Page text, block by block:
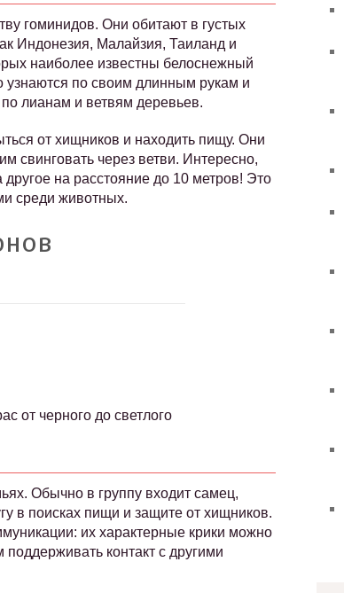
гоминидов. Они обитают в густых
Индонезия, Малайзия, Таиланд и
наиболее известны белоснежный
узнаются по своим длинным рукам и
лианам и ветвям деревьев.
от хищников и находить пищу. Они
свинговать через ветви. Интересно,
на расстояние до 10 метров! Это
среди животных.
от черного до светлого
Обычно в группу входит самец,
в поисках пищи и защите от хищников.
их характерные крики можно
контакт с другими